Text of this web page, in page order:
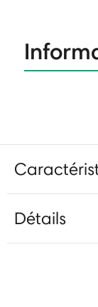
Détails